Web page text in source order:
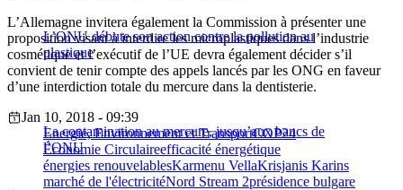
L’ONU débute son action contre la pollution au
plastique
L’Allemagne invitera également la Commission à présenter une
proposition visant à interdire les microplastiques dans l’industrie
cosmétique et l’exécutif de l’UE devra également décider s’il
convient de tenir compte des appels lancés par les ONG en faveur
d’une interdiction totale du mercure dans la dentisterie.
La contamination au mercure, jusqu’aux bancs de
l’ONU
Jan 10, 2018 - 09:39
Energie, Environnement et TransportCOP24
Économie Circulaireefficacité énergétique
énergies renouvelablesKarmenu VellaKrisjanis Karins
marché de l'électricitéNord Stream 2présidence bulgare